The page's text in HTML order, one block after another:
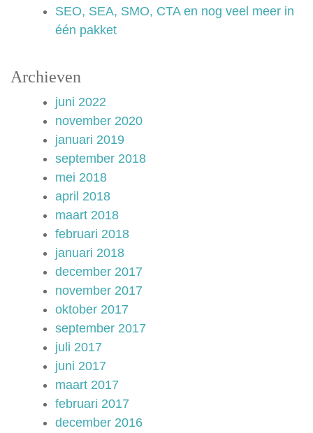
SEO, SEA, SMO, CTA en nog veel meer in
één pakket
Archieven
juni 2022
november 2020
januari 2019
september 2018
mei 2018
april 2018
maart 2018
februari 2018
januari 2018
december 2017
november 2017
oktober 2017
september 2017
juli 2017
juni 2017
maart 2017
februari 2017
december 2016